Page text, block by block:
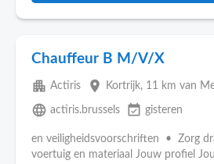
Chauffeur B M/V/X
apartment Actiris place Kortrijk, 11 km van
language actiris.brussels event_available gisteren
en veiligheidsvoorschriften • Zorg
voertuig en materiaal Jouw profiel